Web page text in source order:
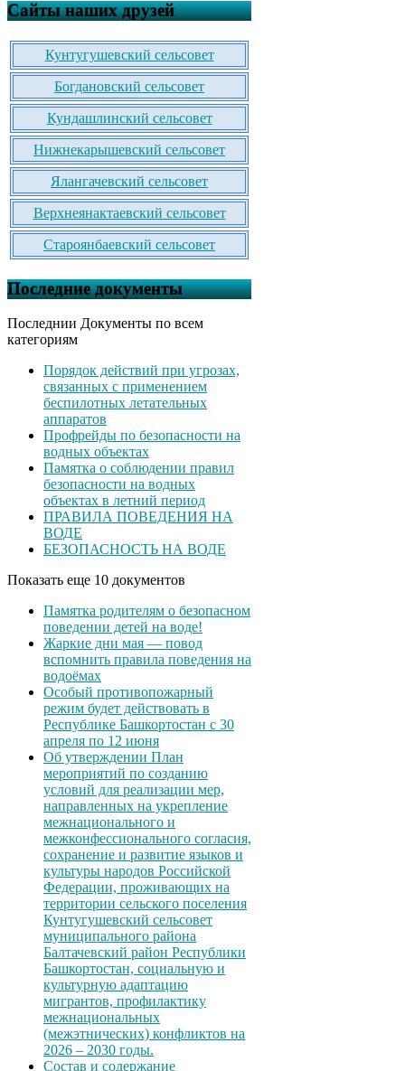
Сайты наших друзей
Кунтугушевский сельсовет
Богдановский сельсовет
Кундашлинский сельсовет
Нижнекарышевский сельсовет
Ялангачевский сельсовет
Верхнеянактаевский сельсовет
Староянбаевский сельсовет
Последние документы
Последнии Документы по всем
категориям
Порядок действий при угрозах,
связанных с применением
беспилотных летательных
аппаратов
Профрейды по безопасности на
водных объектах
Памятка о соблюдении правил
безопасности на водных
объектах в летний период
ПРАВИЛА ПОВЕДЕНИЯ НА
ВОДЕ
БЕЗОПАСНОСТЬ НА ВОДЕ
Показать еще 10 документов
Памятка родителям о безопасном
поведении детей на воде!
Жаркие дни мая — повод
вспомнить правила поведения на
водоёмах
Особый противопожарный
режим будет действовать в
Республике Башкортостан с 30
апреля по 12 июня
Об утверждении План
мероприятий по созданию
условий для реализации мер,
направленных на укрепление
межнационального и
межконфессионального согласия,
сохранение и развитие языков и
культуры народов Российской
Федерации, проживающих на
территории сельского поселения
Кунтугушевский сельсовет
муниципального района
Балтачевский район Республики
Башкортостан, социальную и
культурную адаптацию
мигрантов, профилактику
межнациональных
(межэтнических) конфликтов на
2026 – 2030 годы.
Состав и содержание